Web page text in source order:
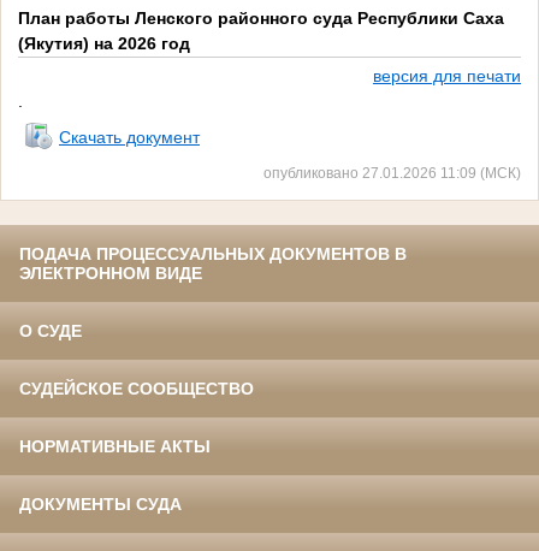
План работы Ленского районного суда Республики Саха
(Якутия) на 2026 год
версия для печати
Скачать документ
опубликовано 27.01.2026 11:09 (МСК)
ПОДАЧА ПРОЦЕССУАЛЬНЫХ ДОКУМЕНТОВ В
ЭЛЕКТРОННОМ ВИДЕ
О СУДЕ
СУДЕЙСКОЕ СООБЩЕСТВО
НОРМАТИВНЫЕ АКТЫ
ДОКУМЕНТЫ СУДА